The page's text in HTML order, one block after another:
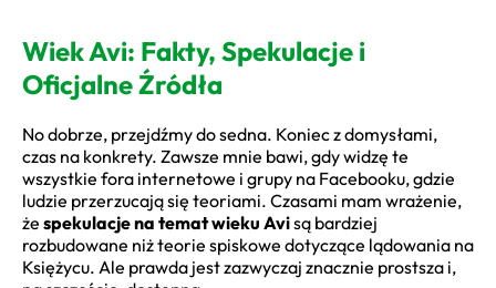
Wiek Avi: Fakty, Spekulacje i
Oficjalne Źródła
No dobrze, przejdźmy do sedna. Koniec z domysłami,
czas na konkrety. Zawsze mnie bawi, gdy widzę te
wszystkie fora internetowe i grupy na Facebooku, gdzie
ludzie przerzucają się teoriami. Czasami mam wrażenie,
że spekulacje na temat wieku Avisą bardziej
rozbudowane niż teorie spiskowe dotyczące lądowania na
Księżycu. Ale prawda jest zazwyczaj znacznie prostsza i,